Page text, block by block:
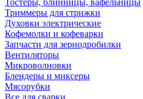
Тостеры, блинницы, вафельницы
Триммеры для стрижки
Духовки электрические
Кофемолки и кофеварки
Запчасти для зернодробилки
Вентиляторы
Микроволновки
Блендеры и миксеры
Мясорубки
Все для сварки